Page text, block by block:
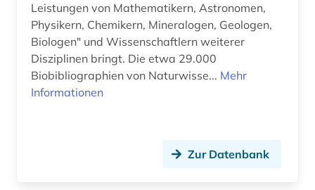
naturgeschichte (1)
naturschutz (1)
naturwissenschaften (117)
Leistungen von Mathematikern, Astronomen,
Physikern, Chemikern, Mineralogen, Geologen,
Biologen" und Wissenschaftlern weiterer
Disziplinen bringt. Die etwa 29.000
Biobibliographien von Naturwisse... Mehr
Informationen
Zur Datenbank